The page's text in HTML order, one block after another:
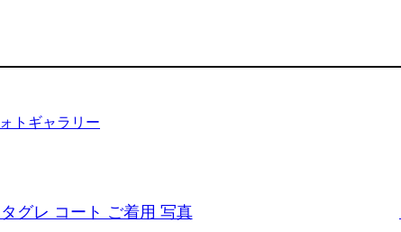
トギャラリー
グレ コート ご着用 写真